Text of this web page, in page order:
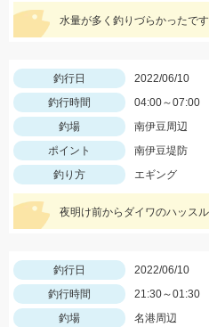
釣行日
2022/06/10
釣行時間
04:00～07:00
釣場
南伊豆周辺
ポイント
南伊豆堤防
釣り方
エギング
釣行日
2022/06/10
釣行時間
21:30～01:30
釣場
名港周辺